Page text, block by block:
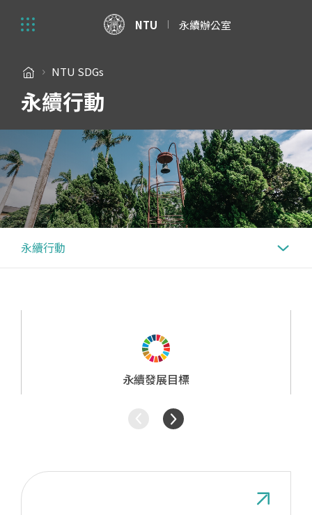
NTU 永續辦公室
NTU SDGs
永續行動
永續行動
永續發展目標